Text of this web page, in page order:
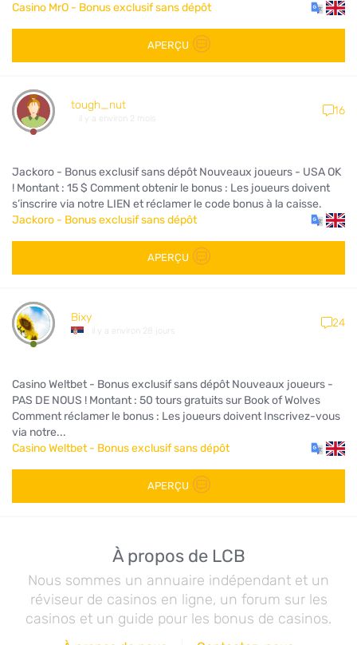
Casino MrO - Bonus exclusif sans dépôt
APERÇU
tough_nut
il y a environ 2 mois
16
Jackoro - Bonus exclusif sans dépôt Nouveaux joueurs - USA OK
! Montant : 15 $ Comment obtenir le bonus : Les joueurs doivent
s’inscrire via notre LIEN et réclamer le code bonus à la caisse.
Jackoro - Bonus exclusif sans dépôt
APERÇU
Bixy
il y a environ 28 jours
24
Casino Weltbet - Bonus exclusif sans dépôt Nouveaux joueurs -
PAS DE NOUS ! Montant : 50 tours gratuits sur Book of Wolves
Comment réclamer le bonus : Les joueurs doivent Inscrivez-vous
via notre...
Casino Weltbet - Bonus exclusif sans dépôt
APERÇU
À propos de LCB
Nous sommes un annuaire indépendant et un
réviseur de casinos en ligne, un forum sur les
casinos et un guide pour les bonus de casinos.